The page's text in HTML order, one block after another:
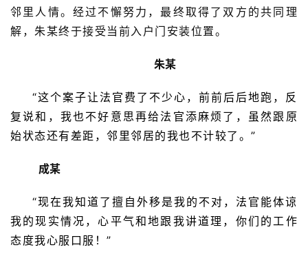
邻里人情。经过不懈努力，最终取得了双方的共同理
解，朱某终于接受当前入户门安装位置。
朱某
“这个案子让法官费了不少心，前前后后地跑，反
复说和，我也不好意思再给法官添麻烦了，虽然跟原
始状态还有差距，邻里邻居的我也不计较了。”
成某
“现在我知道了擅自外移是我的不对，法官能体谅
我的现实情况，心平气和地跟我讲道理，你们的工作
态度我心服口服！”